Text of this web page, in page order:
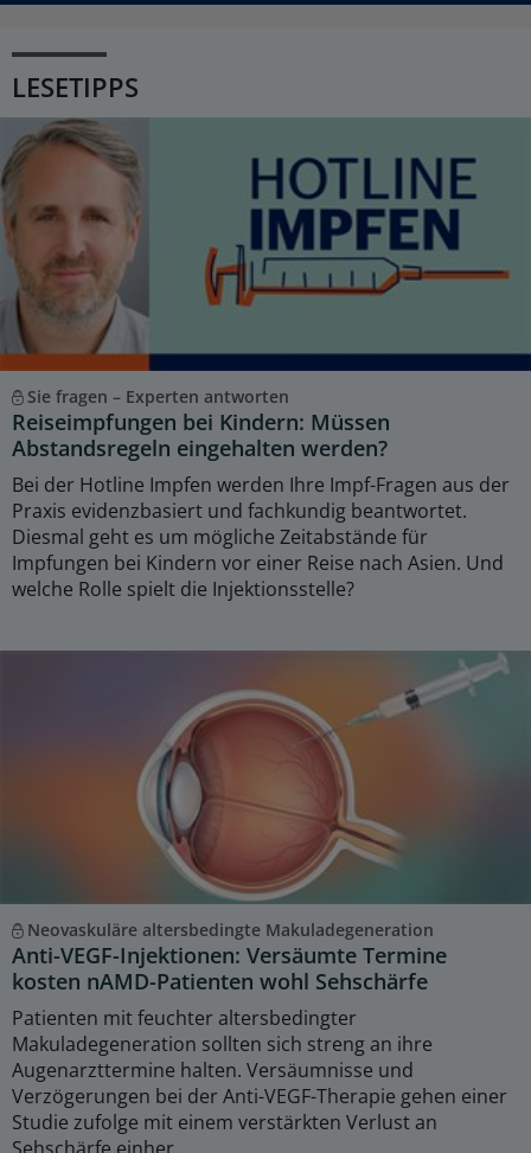
LESETIPPS
Sie fragen – Experten antworten
Reiseimpfungen bei Kindern: Müssen
Abstandsregeln eingehalten werden?
Bei der Hotline Impfen werden Ihre Impf-Fragen aus der
Praxis evidenzbasiert und fachkundig beantwortet.
Diesmal geht es um mögliche Zeitabstände für
Impfungen bei Kindern vor einer Reise nach Asien. Und
welche Rolle spielt die Injektionsstelle?
Neovaskuläre altersbedingte Makuladegeneration
Anti-VEGF-Injektionen: Versäumte Termine
kosten nAMD-Patienten wohl Sehschärfe
Patienten mit feuchter altersbedingter
Makuladegeneration sollten sich streng an ihre
Augenarzttermine halten. Versäumnisse und
Verzögerungen bei der Anti-VEGF-Therapie gehen einer
Studie zufolge mit einem verstärkten Verlust an